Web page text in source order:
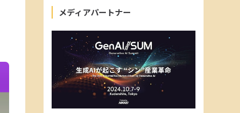
メディアパートナー